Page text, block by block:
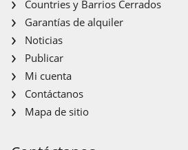
Countries y Barrios Cerrados
Garantías de alquiler
Noticias
Publicar
Mi cuenta
Contáctanos
Mapa de sitio